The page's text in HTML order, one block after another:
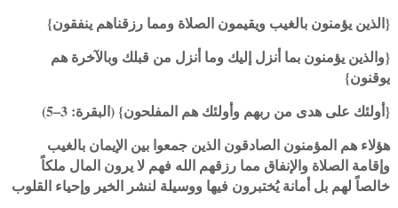
{الذين يؤمنون بالغيب ويقيمون الصلاة ومما رزقناهم ينفقون}
{والذين يؤمنون بما أنزل إليك وما أنزل من قبلك وبالآخرة هم
يوقنون}
{أولئك على هدى من ربهم وأولئك هم المفلحون} (البقرة: 3–5)
هؤلاء هم المؤمنون الصادقون الذين جمعوا بين الإيمان بالغيب
وإقامة الصلاة والإنفاق مما رزقهم الله فهم لا يرون المال ملكاً
خالصاً لهم بل أمانة يُختبرون فيها ووسيلة لنشر الخير وإحياء القلوب